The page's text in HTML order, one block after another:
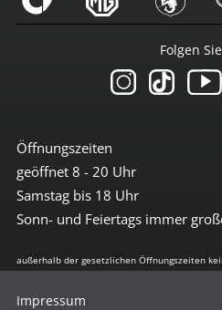
Öffnungszeiten
geöffnet 8 - 20 Uhr
Samstag bis 18 Uhr
Sonn- und Feiertags immer
Folgen
außerhalb der gesetzlichen Öffnungszeiten
Impressum